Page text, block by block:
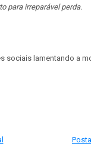
para irreparável perda.
sociais lamentando a